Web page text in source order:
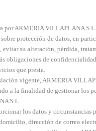
por ARMERIA VILLAPLANA
protección de datos, en
su alteración, pérdida,
obligaciones de
que presta.
vigente, ARMERIA
a la finalidad de gestionar los
S.L.
los datos y circunstancias
dirección de correo